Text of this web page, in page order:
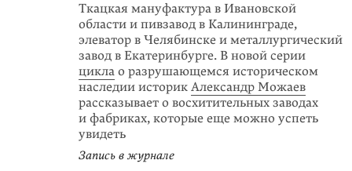
Ткацкая мануфактура в Ивановской
области и пивзавод в Калининграде,
элеватор в Челябинске и металлургический
завод в Екатеринбурге. В новой серии
цикла о разрушающемся историческом
наследии историк Александр Можаев
рассказывает о восхитительных заводах
и фабриках, которые еще можно успеть
увидеть
Запись в журнале